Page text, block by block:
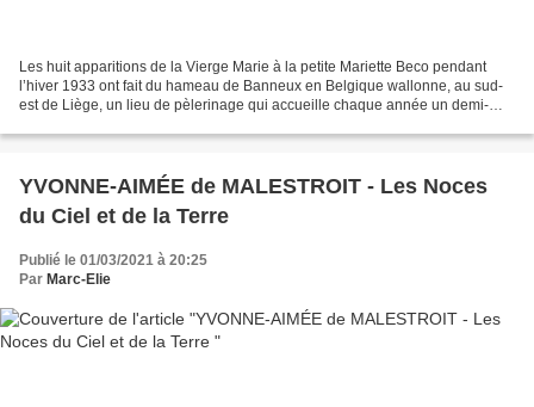
Les huit apparitions de la Vierge Marie à la petite Mariette Beco pendant
l’hiver 1933 ont fait du hameau de Banneux en Belgique wallonne, au sud-
est de Liège, un lieu de pèlerinage qui accueille chaque année un demi-
YVONNE-AIMÉE de MALESTROIT - Les Noces
du Ciel et de la Terre
Publié le 01/03/2021 à 20:25
Par Marc-Elie